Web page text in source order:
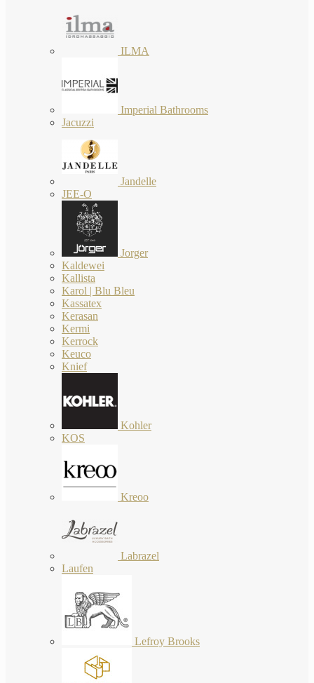
ILMA
Imperial Bathrooms
Jacuzzi
Jandelle
JEE-O
Jorger
Kaldewei
Kallista
Karol | Blu Bleu
Kassatex
Kerasan
Kermi
Kerrock
Keuco
Knief
Kohler
KOS
Kreoo
Labrazel
Laufen
Lefroy Brooks